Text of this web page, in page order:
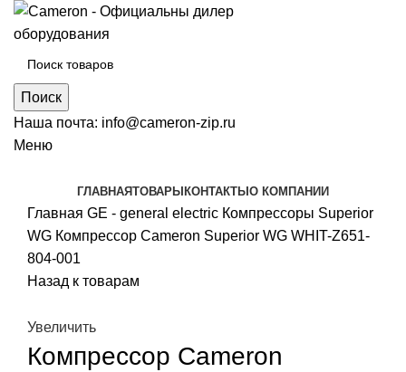
Поиск
Наша почта: info@cameron-zip.ru
Меню
ГЛАВНАЯТОВАРЫ КОНТАКТЫ О КОМПАНИИ
Главная GE - general electric Компрессоры Superior
WG Компрессор Cameron Superior WG WHIT-Z651-
804-001
Назад к товарам
Увеличить
Компрессор Cameron